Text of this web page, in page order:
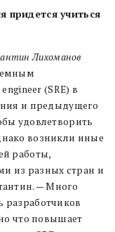
придется учиться
Лихоманов
(SRE) в
и предыдущего
удовлетворить
возникли иные
работы,
из разных стран и
— Много
разработчиков
что повышает